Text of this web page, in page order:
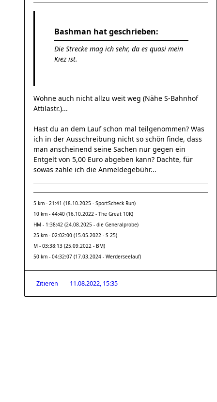
Bashman hat geschrieben:
Die Strecke mag ich sehr, da es quasi mein
Kiez ist.
Wohne auch nicht allzu weit weg (Nähe S-Bahnhof
Attilastr.)...
Hast du an dem Lauf schon mal teilgenommen? Was
ich in der Ausschreibung nicht so schön finde, dass
man anscheinend seine Sachen nur gegen ein
Entgelt von 5,00 Euro abgeben kann? Dachte, für
sowas zahle ich die Anmeldegebühr...
5 km - 21:41 (18.10.2025 - SportScheck Run)
10 km - 44:40 (16.10.2022 - The Great 10K)
HM - 1:38:42 (24.08.2025 - die Generalprobe)
25 km - 02:02:00 (15.05.2022 - S 25)
M - 03:38:13 (25.09.2022 - BM)
50 km - 04:32:07 (17.03.2024 - Werderseelauf)
Zitieren 11.08.2022, 15:35